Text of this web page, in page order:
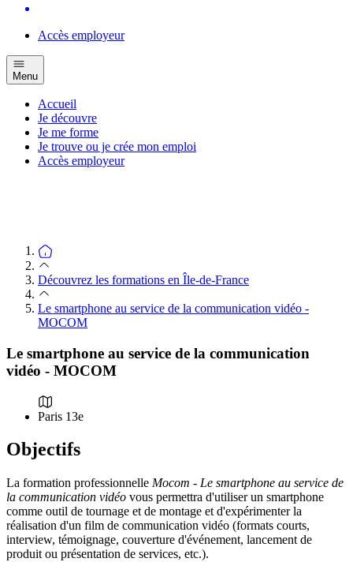
Accès employeur
Menu
Accueil
Je découvre
Je me forme
Je trouve ou je crée mon emploi
Accès employeur
Découvrez les formations en Île-de-France
Le smartphone au service de la communication vidéo -
MOCOM
Le smartphone au service de la communication
vidéo - MOCOM
Paris 13e
Objectifs
La formation professionnelle Mocom - Le smartphone au service de
la communication vidéo vous permettra d'utiliser un smartphone
comme outil de tournage et de montage et d'expérimenter la
réalisation d'un film de communication vidéo (formats courts,
interview, témoignage, couverture d'événement, lancement de
produit ou présentation de services, etc.).